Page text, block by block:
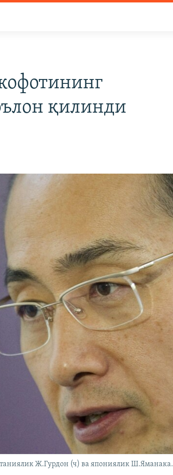
қилинди
Ж.Гурдон (ч) ва япониялик Ш.Яманака.